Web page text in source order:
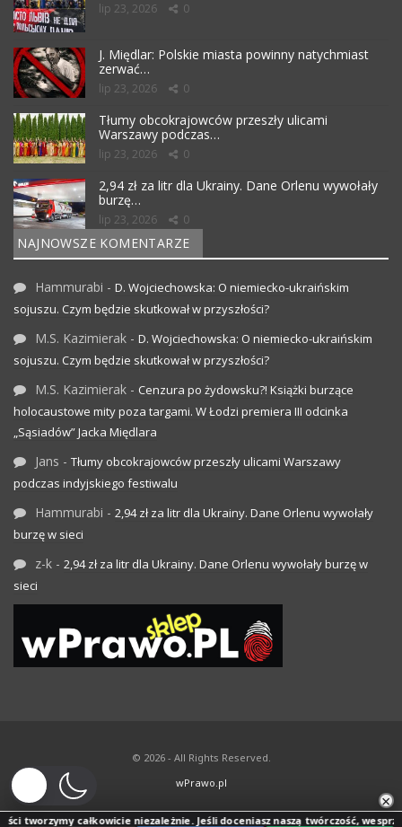
lip 23, 2026 0
J. Międlar: Polskie miasta powinny natychmiast
zerwać…
lip 23, 2026 0
Tłumy obcokrajowców przeszły ulicami
Warszawy podczas…
lip 23, 2026 0
2,94 zł za litr dla Ukrainy. Dane Orlenu wywołały
burzę…
lip 23, 2026 0
NAJNOWSZE KOMENTARZE
Hammurabi - D. Wojciechowska: O niemiecko-ukraińskim
sojuszu. Czym będzie skutkował w przyszłości?
M.S. Kazimierak - D. Wojciechowska: O niemiecko-ukraińskim
sojuszu. Czym będzie skutkował w przyszłości?
M.S. Kazimierak - Cenzura po żydowsku?! Książki burzące
holocaustowe mity poza targami. W Łodzi premiera III odcinka
„Sąsiadów” Jacka Międlara
Jans - Tłumy obcokrajowców przeszły ulicami Warszawy
podczas indyjskiego festiwalu
Hammurabi - 2,94 zł za litr dla Ukrainy. Dane Orlenu wywołały
burzę w sieci
z-k - 2,94 zł za litr dla Ukrainy. Dane Orlenu wywołały burzę w
sieci
© 2026 - All Rights Reserved.
wPrawo.pl
×
tworzymy całkowicie niezależnie. Jeśli doceniasz naszą twórczość, wesprzyj